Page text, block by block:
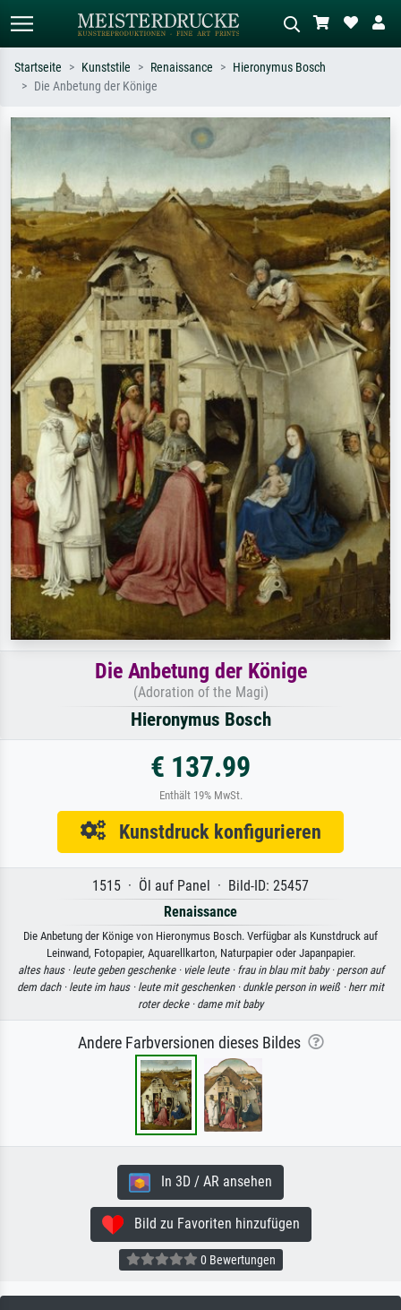
Suchen Sie nach Künstlern, Werktiteln
Sternennacht, Impressionismus, Welle
Hokusai, Akt.
Beschreiben Sie die Szene – z.B. Grüne
Wiese, Abstrakt mit viel Rot, Dunkles
Ölgemälde, Stehender Akt neben einem
Baum.
Startseite Kunststile Renaissance
Hieronymus Bosch
Die Anbetung der Könige
Die Anbetung der Könige
(Adoration of the Magi)
Hieronymus Bosch
€ 137.99
Enthält 19% MwSt.
Kunstdruck konfigurieren
1515 · Öl auf Panel · Bild-ID: 25457
Renaissance
Die Anbetung der Könige von Hieronymus Bosch. Verfügbar als Kunstdruck auf
Leinwand, Fotopapier, Aquarellkarton, Naturpapier oder Japanpapier.
altes haus · leute geben geschenke · viele leute · frau in blau mit baby · person auf
dem dach · leute im haus · leute mit geschenken · dunkle person in weiß · herr mit
roter decke · dame mit baby
Andere Farbversionen dieses Bildes
In 3D / AR ansehen
Bild zu Favoriten hinzufügen
0 Bewertungen